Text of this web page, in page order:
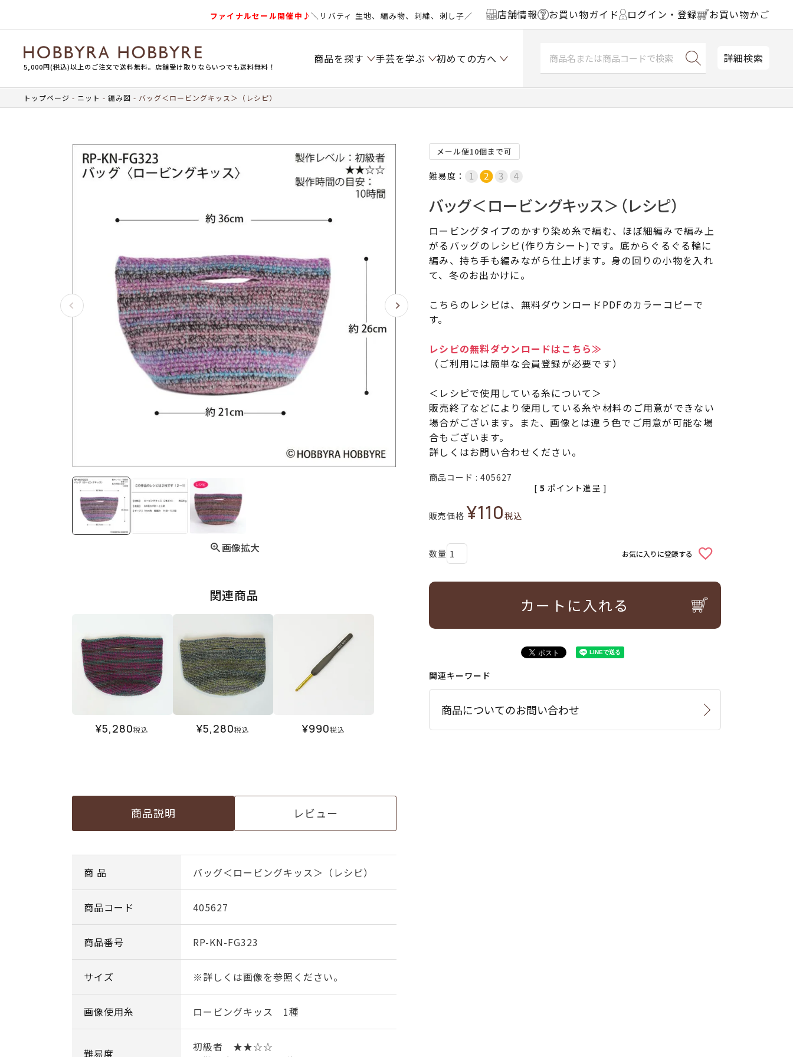
ファイナルセール開催中♪＼リバティ 生地、編み物、刺繍、刺し子／ 店舗情報 お買い物ガイド ログイン・登録 お買い物かご
5,000円(税込)以上のご注文で送料無料。店舗受け取りならいつでも送料無料！
商品を探す 手芸を学ぶ 初めての方へ 詳細検索
トップページ ニット 編み図 バッグ＜ロービングキッス＞（レシピ）
画像拡大
関連商品
¥5,280税込 ¥5,280税込 ¥990税込
商品説明 レビュー
商 品 バッグ＜ロービングキッス＞（レシピ）
商品コード 405627
商品番号 RP-KN-FG323
サイズ ※詳しくは画像を参照ください。
画像使用糸 ロービングキッス 1種
難易度
初級者 ★★☆☆
メール便10個まで可
難易度：
バッグ＜ロービングキッス＞（レシピ）
ロービングタイプのかすり染め糸で編む、ほぼ細編みで編み上
がるバッグのレシピ(作り方シート)です。底からぐるぐる輪に
編み、持ち手も編みながら仕上げます。身の回りの小物を入れ
て、冬のお出かけに。
こちらのレシピは、無料ダウンロードPDFのカラーコピーで
す。
レシピの無料ダウンロードはこちら≫
（ご利用には簡単な会員登録が必要です）
＜レシピで使用している糸について＞
販売終了などにより使用している糸や材料のご用意ができない
場合がございます。また、画像とは違う色でご用意が可能な場
合もございます。
詳しくはお問い合わせください。
商品コード 405627
販売価格 ¥110税込
[ 5 ポイント進呈 ]
お気に入りに登録する
カートに入れる
関連キーワード
商品についてのお問い合わせ